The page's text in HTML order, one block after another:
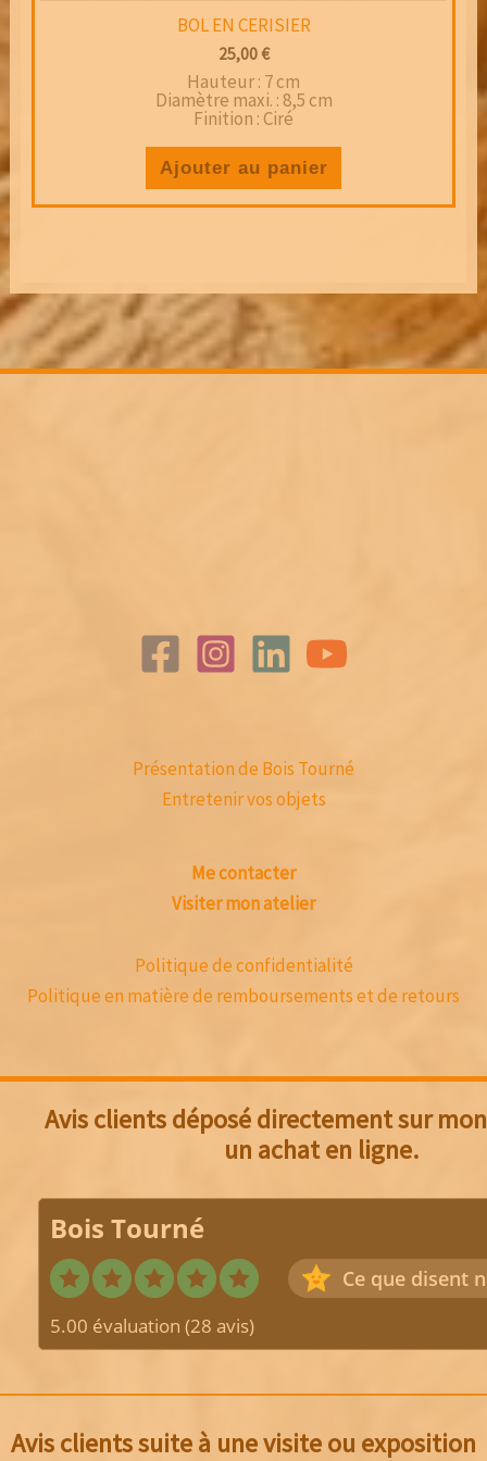
BOL EN CERISIER
25,00 €
Hauteur : 7 cm
Diamètre maxi. : 8,5 cm
Finition : Ciré
Ajouter au panier
Présentation de Bois Tourné
Entretenir vos objets
Me contacter
Visiter mon atelier
Politique de confidentialité
Politique en matière de remboursements et de retours
Avis clients déposé directement sur
un achat en ligne.
Bois Tourné
Ce que disent
5.00 évaluation (28 avis)
Avis clients suite à une visite ou exposition